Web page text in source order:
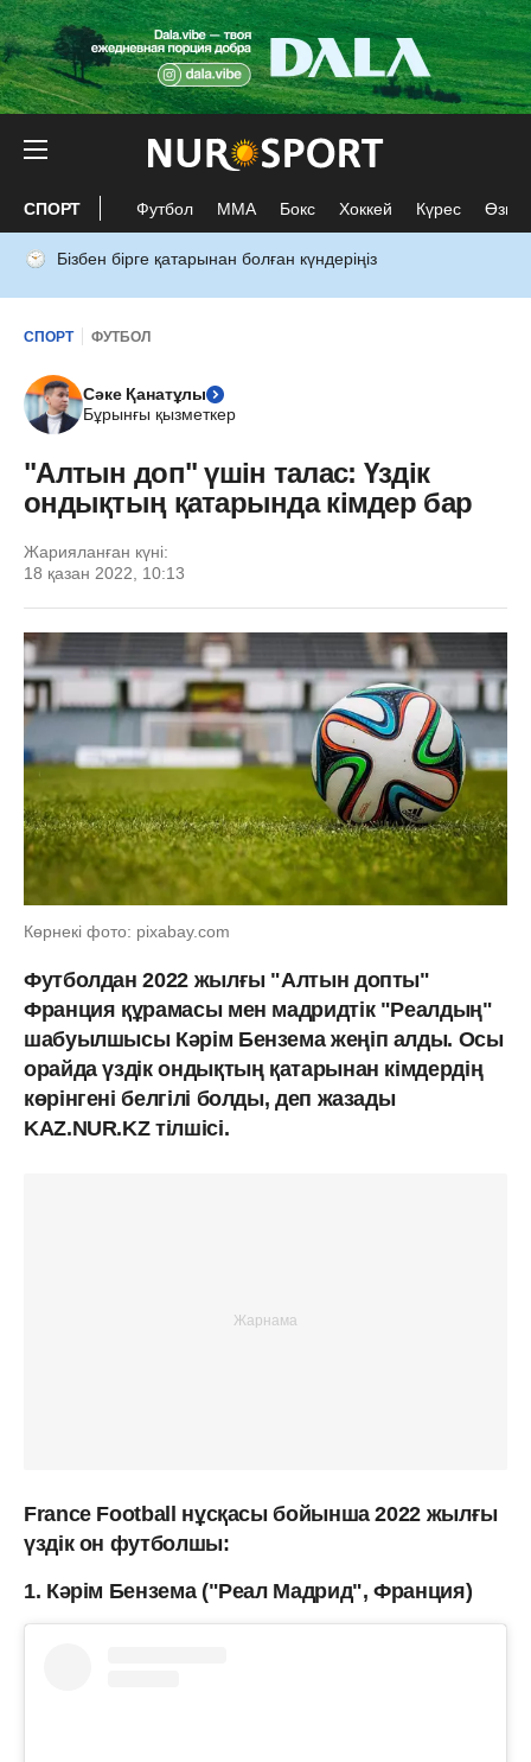
СПОРТ Футбол ММА Бокс Хоккей Күрес Өзге
Бізбен бірге қатарынан болған күндеріңіз
СПОРТ ФУТБОЛ
Сәке Қанатұлы
Бұрынғы қызметкер
"Алтын доп" үшін талас: Үздік
ондықтың қатарында кімдер бар
Жарияланған күні:
18 қазан 2022, 10:13
Көрнекі фото: pixabay.com
Футболдан 2022 жылғы "Алтын допты"
Франция құрамасы мен мадридтік "Реалдың"
шабуылшысы Кәрім Бензема жеңіп алды. Осы
орайда үздік ондықтың қатарынан кімдердің
көрінгені белгілі болды, деп жазады
KAZ.NUR.KZ тілшісі.
France Football нұсқасы бойынша 2022 жылғы
үздік он футболшы:
1. Кәрім Бензема ("Реал Мадрид", Франция)